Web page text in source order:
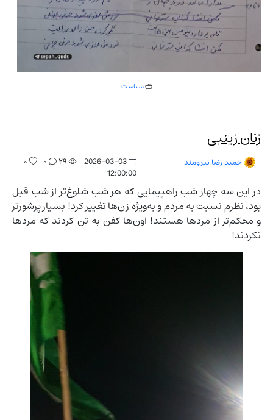
سیاست
زنان زینبی
حمید رضا نیرومند
2026-03-03
12:00:00
۲۹ ۰ ۰
در این سه چهار شب راهپیمایی که هر شب شلوغ‌تر از شب قبل
بود، نظرم نسبت به مردم و به‌ویژه زن‌ها تغییر کرد! بسیار پرشورتر
و محکم‌تر از مردها هستند! اون‌ها کفن به تن کردند که مردها
نکردند!